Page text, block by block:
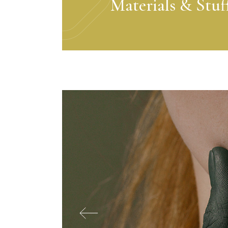
Materials &